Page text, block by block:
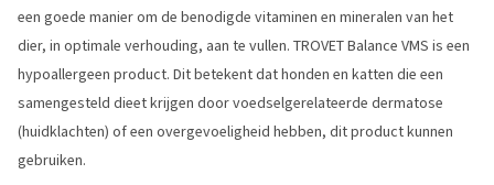
een goede manier om de benodigde vitaminen en mineralen van het
dier, in optimale verhouding, aan te vullen. TROVET Balance VMS is een
hypoallergeen product. Dit betekent dat honden en katten die een
samengesteld dieet krijgen door voedselgerelateerde dermatose
(huidklachten) of een overgevoeligheid hebben, dit product kunnen
gebruiken.